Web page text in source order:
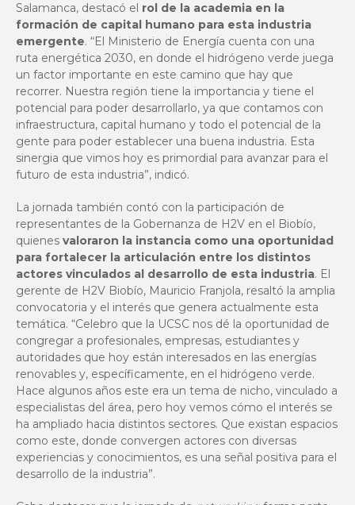
Salamanca, destacó el rol de la academia en la
formación de capital humano para esta industria
emergente. “El Ministerio de Energía cuenta con una
ruta energética 2030, en donde el hidrógeno verde juega
un factor importante en este camino que hay que
recorrer. Nuestra región tiene la importancia y tiene el
potencial para poder desarrollarlo, ya que contamos con
infraestructura, capital humano y todo el potencial de la
gente para poder establecer una buena industria. Esta
sinergia que vimos hoy es primordial para avanzar para el
futuro de esta industria”, indicó.
La jornada también contó con la participación de
representantes de la Gobernanza de H2V en el Biobío,
quienes valoraron la instancia como una oportunidad
para fortalecer la articulación entre los distintos
actores vinculados al desarrollo de esta industria. El
gerente de H2V Biobío, Mauricio Franjola, resaltó la amplia
convocatoria y el interés que genera actualmente esta
temática. “Celebro que la UCSC nos dé la oportunidad de
congregar a profesionales, empresas, estudiantes y
autoridades que hoy están interesados en las energías
renovables y, específicamente, en el hidrógeno verde.
Hace algunos años este era un tema de nicho, vinculado a
especialistas del área, pero hoy vemos cómo el interés se
ha ampliado hacia distintos sectores. Que existan espacios
como este, donde convergen actores con diversas
experiencias y conocimientos, es una señal positiva para el
desarrollo de la industria”.